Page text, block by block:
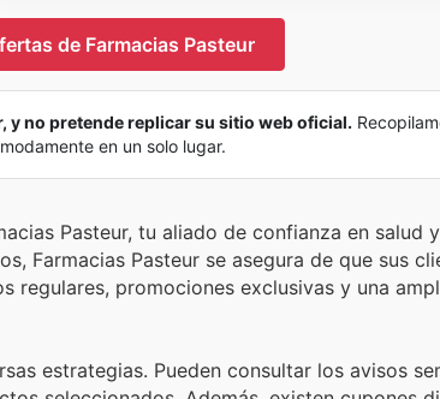
de Farmacias Pasteur
y no pretende replicar su sitio web oficial.
en un solo lugar.
Pasteur, tu aliado de confianza en salud
Farmacias Pasteur se asegura de que sus
regulares, promociones exclusivas y una
estrategias. Pueden consultar los avisos